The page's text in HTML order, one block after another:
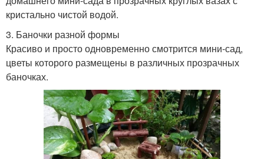
кристально чистой водой.
3. Баночки разной формы
Красиво и просто одновременно смотрится мини-сад,
цветы которого размещены в различных прозрачных
баночках.